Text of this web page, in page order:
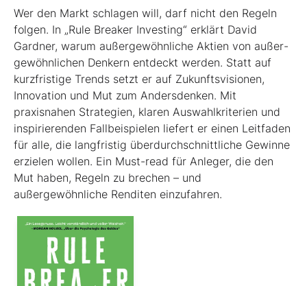
Wer den Markt schlagen will, darf nicht den Regeln
folgen. In „Rule Breaker Investing“ erklärt David
Gardner, warum außergewöhnliche Aktien von außer­
gewöhnlichen Denkern entdeckt werden. Statt auf
kurzfristige Trends setzt er auf Zukunftsvisionen,
Innovation und Mut zum Andersdenken. Mit
praxisnahen Strategien, klaren Auswahlkriterien und
inspirierenden Fallbeispielen liefert er einen Leit­faden
für alle, die langfristig überdurchschnittliche Gewinne
erzielen wollen. Ein Must-read für Anleger, die den
Mut haben, Regeln zu brechen – und
außergewöhnliche Renditen einzufahren.